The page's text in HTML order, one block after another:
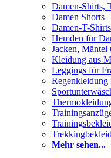
Damen-Shirts,
Damen Shorts
Damen-T-
Hemden für
Jacken, Mäntel
Kleidung aus
Leggings für
Regenkleidung
Mehr sehen...